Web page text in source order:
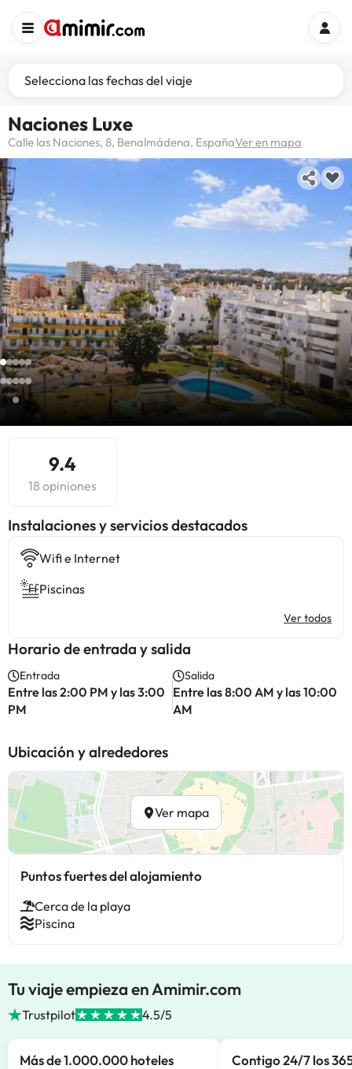
Selecciona las fechas del viaje
Naciones Luxe
Calle las Naciones, 8, Benalmádena, EspañaVer en mapa
9.4
18 opiniones
Instalaciones y servicios destacados
Wifi e Internet
Piscinas
Ver todos
Horario de entrada y salida
Entrada
Entre las 2:00 PM y las 3:00
PM
Salida
Entre las 8:00 AM y las 10:00
AM
Ubicación y alrededores
Ver mapa
Puntos fuertes del alojamiento
Cerca de la playa
Piscina
Tu viaje empieza en Amimir.com
Trustpilot 4.5/5
Más de 1.000.000 hoteles
Contigo 24/7 los